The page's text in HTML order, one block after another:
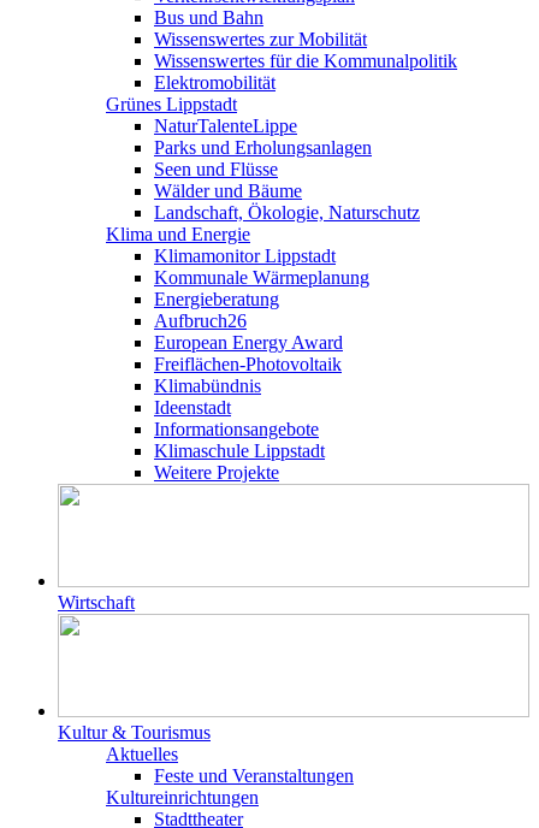
Bus und Bahn
Wissenswertes zur Mobilität
Wissenswertes für die Kommunalpolitik
Elektromobilität
Grünes Lippstadt
NaturTalenteLippe
Parks und Erholungsanlagen
Seen und Flüsse
Wälder und Bäume
Landschaft, Ökologie, Naturschutz
Klima und Energie
Klimamonitor Lippstadt
Kommunale Wärmeplanung
Energieberatung
Aufbruch26
European Energy Award
Freiflächen-Photovoltaik
Klimabündnis
Ideenstadt
Informationsangebote
Klimaschule Lippstadt
Weitere Projekte
Wirtschaft
Kultur & Tourismus
Aktuelles
Feste und Veranstaltungen
Kultureinrichtungen
Stadttheater